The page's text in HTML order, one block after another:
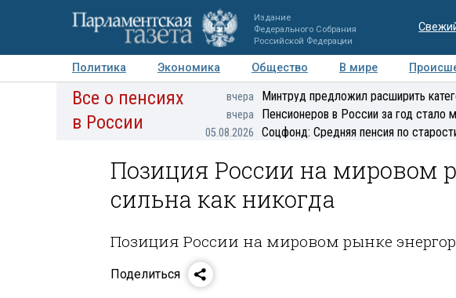
Издание
Федерального Собрания
Российской Федерации
Политика Экономика Общество В мире
Авторы Персоны Мнения Регионы Медиацентр
Все о пенсиях
в России
вчера Минтруд предложил расширить
вчера Пенсионеров в России за год стало
05.08.2026 Соцфонд: Средняя пенсия по
Позиция России на мировом
сильна как никогда
Позиция России на мировом рынке
Поделиться